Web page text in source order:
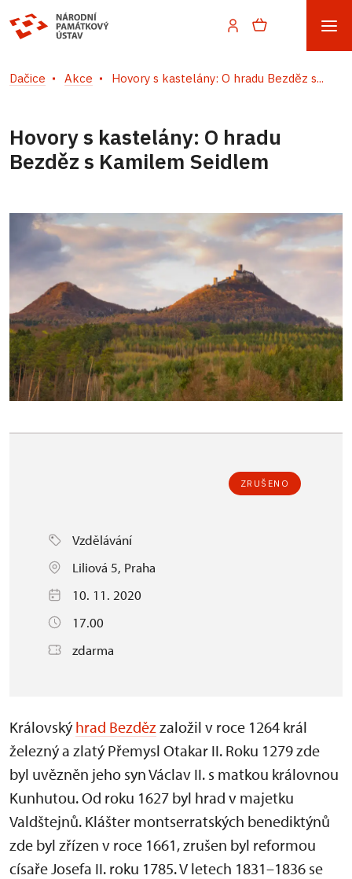
Dačice Akce Hovory s kastelány: O hradu Bezděz s...
Hovory s kastelány: O hradu
Bezděz s Kamilem Seidlem
ZRUŠENO
Vzdělávání
Liliová 5, Praha
10. 11. 2020
17.00
zdarma
Královský hrad Bezdězzaložil v roce 1264 král
železný a zlatý Přemysl Otakar II. Roku 1279 zde
byl uvězněn jeho syn Václav II. s matkou královnou
Kunhutou. Od roku 1627 byl hrad v majetku
Valdštejnů. Klášter montserratských benediktýnů
zde byl zřízen v roce 1661, zrušen byl reformou
císaře Josefa II. roku 1785. V letech 1831–1836 se